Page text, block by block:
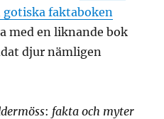
faktaboken
med en liknande bok
djur nämligen
: fakta och myter